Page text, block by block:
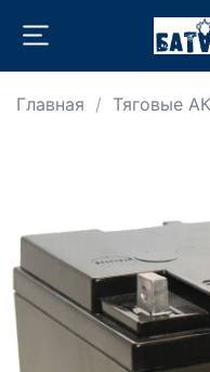
Главная Тяговые